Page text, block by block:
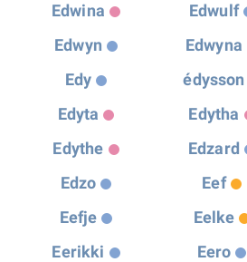
Edwina
Edwulf
Edwyn
Edwyna
Edy
édysson
Edyta
Edytha
Edythe
Edzard
Edzo
Eef
Eefje
Eelke
Eerikki
Eero